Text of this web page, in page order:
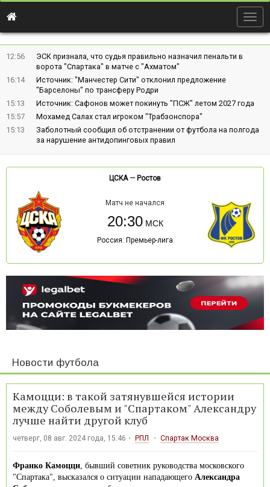
12:56
ЭСК признала, что судья правильно назначил пенальти в
ворота "Спартака" в матче с "Ахматом"
16:14
Источник: "Манчестер Сити" отклонил предложение
"Барселоны" по трансферу Родри
15:13
Источник: Сафонов может покинуть "ПСЖ" летом 2027 года
15:57
Мохамед Салах стал игроком "Трабзонспора"
15:13
Заболотный сообщил об отстранении от футбола на полгода
за нарушение антидопинговых правил
ЦСКА— Ростов
Матч не начался
20:30
Россия: Премьер-лига
Новости футбола
Камоцци: в такой затянувшейся истории
между Соболевым и "Спартаком" Александру
лучше найти другой клуб
четверг, 08 авг. 2024 года, 15:46 РПЛ Спартак Москва
Франко Камоцци , бывший советник руководства московского
"Спартака", высказался о ситуации нападающего Александра